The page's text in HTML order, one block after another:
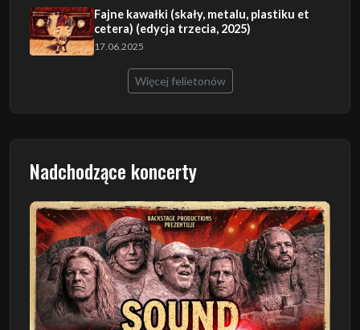
Fajne kawałki (skały, metalu, plastiku et
cetera) (edycja trzecia, 2025)
17.06.2025
Więcej felietonów
Nadchodzące koncerty